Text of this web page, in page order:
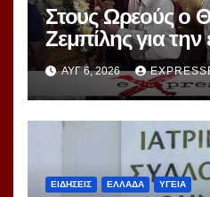
Στους Ωρεούς ο
Ζεμπίλης για την
ΑΥΓ 6, 2026
ΕΙΔΗΣΕΙΣ ΕΛΛΑΔΑ ΥΓΕΙΑ